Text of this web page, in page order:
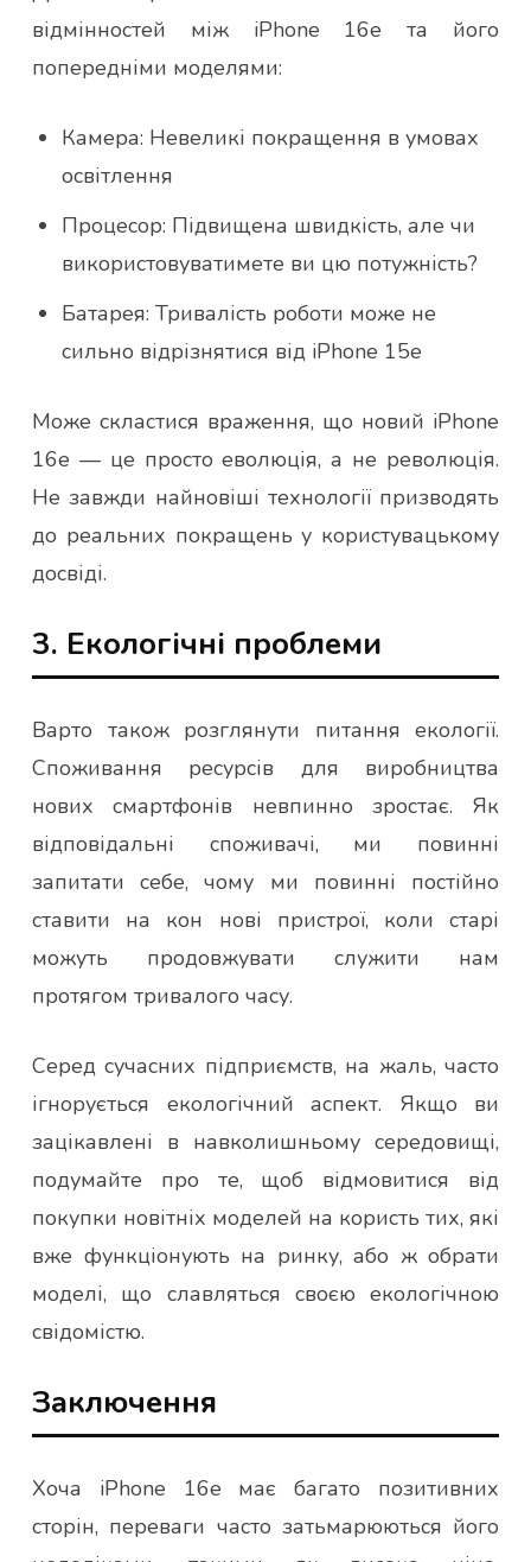
відмінностей між iPhone 16e та його
попередніми моделями:
Камера: Невеликі покращення в умовах
освітлення
Процесор: Підвищена швидкість, але чи
використовуватимете ви цю потужність?
Батарея: Тривалість роботи може не
сильно відрізнятися від iPhone 15e
Може скластися враження, що новий iPhone
16e — це просто еволюція, а не революція.
Не завжди найновіші технології призводять
до реальних покращень у користувацькому
досвіді.
3. Екологічні проблеми
Варто також розглянути питання екології.
Споживання ресурсів для виробництва
нових смартфонів невпинно зростає. Як
відповідальні споживачі, ми повинні
запитати себе, чому ми повинні постійно
ставити на кон нові пристрої, коли старі
можуть продовжувати служити нам
протягом тривалого часу.
Серед сучасних підприємств, на жаль, часто
ігнорується екологічний аспект. Якщо ви
зацікавлені в навколишньому середовищі,
подумайте про те, щоб відмовитися від
покупки новітніх моделей на користь тих, які
вже функціонують на ринку, або ж обрати
моделі, що славляться своєю екологічною
свідомістю.
Заключення
Хоча iPhone 16e має багато позитивних
сторін, переваги часто затьмарюються його